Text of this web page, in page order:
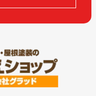
2022-08
2022-06
2022-02
2021-08
2021-01